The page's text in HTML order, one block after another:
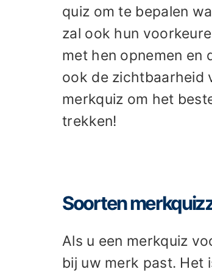
quiz om te bepalen
zal ook hun
met hen opnemen en
ook de zichtbaarheid
merkquiz om het
trekken!
Soorten
Als u een merkquiz
bij uw merk past. Het